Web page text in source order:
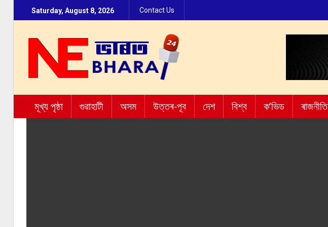
Saturday, August 8, 2026 Contact Us
মূখ্য পৃষ্ঠা গুৱাহাটী অসম উত্তৰ-পূব দেশ বিশ্ব ক’ভিড ৰাজনীতি